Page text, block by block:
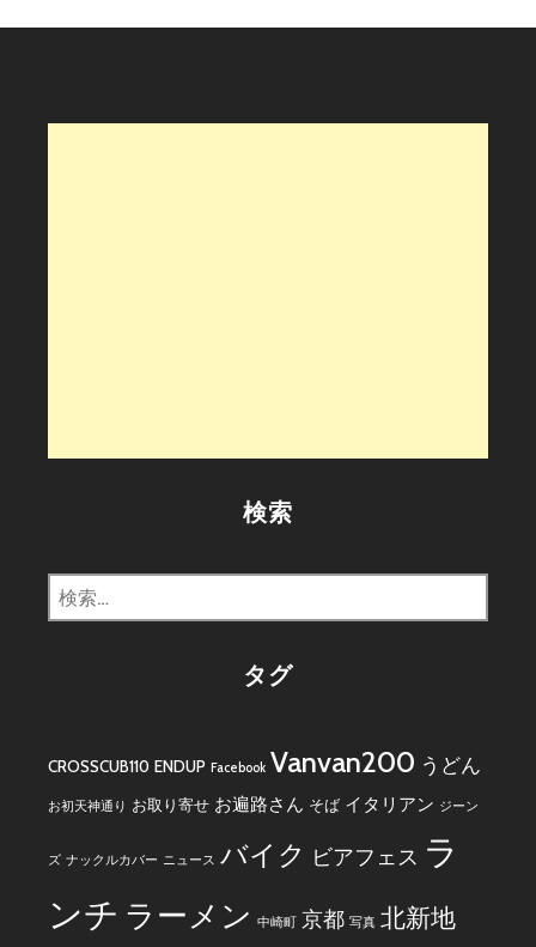
ゲ
シ
検索
検
索:
タグ
CROSSCUB110 ENDUP Facebook Vanvan200 うどん
お初天神通り お取り寄せ お遍路さん そば イタリアン ジーン
ズ ナックルカバー ニュース バイク ビアフェス ラ
ンチ ラーメン 中崎町 京都 写真 北新地